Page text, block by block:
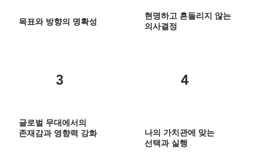
목표와 방향의 명확성
현명하고 흔들리지 않는
의사결정
3
글로벌 무대에서의
존재감과 영향력 강화
4
나의 가치관에 맞는
선택과 실행